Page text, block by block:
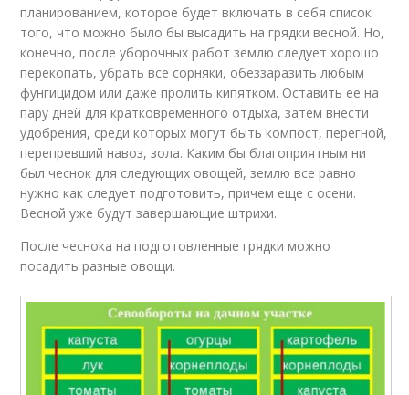
планированием, которое будет включать в себя список
того, что можно было бы высадить на грядки весной. Но,
конечно, после уборочных работ землю следует хорошо
перекопать, убрать все сорняки, обеззаразить любым
фунгицидом или даже пролить кипятком. Оставить ее на
пару дней для кратковременного отдыха, затем внести
удобрения, среди которых могут быть компост, перегной,
перепревший навоз, зола. Каким бы благоприятным ни
был чеснок для следующих овощей, землю все равно
нужно как следует подготовить, причем еще с осени.
Весной уже будут завершающие штрихи.
После чеснока на подготовленные грядки можно
посадить разные овощи.